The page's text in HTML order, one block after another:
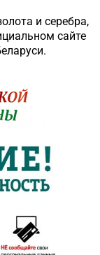
и серебра,
сайте